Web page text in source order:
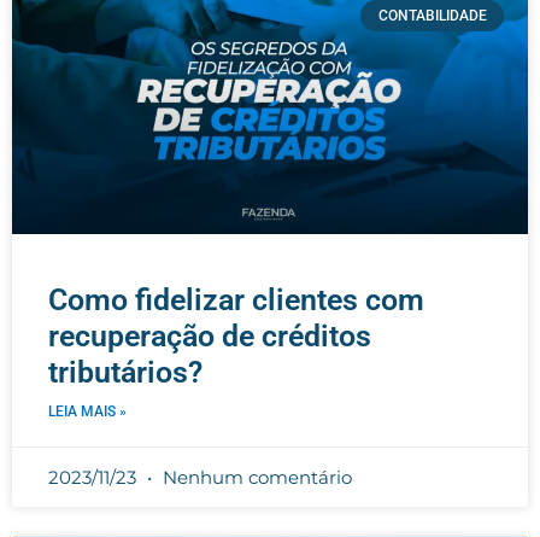
CONTABILIDADE
Como fidelizar clientes com
recuperação de créditos
tributários?
LEIA MAIS »
2023/11/23 Nenhum comentário